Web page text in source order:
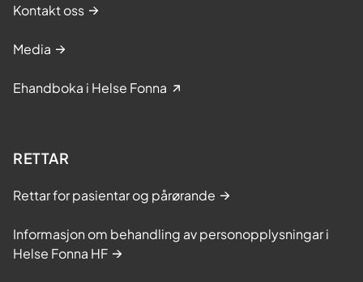
Kontakt oss
Media
Ehandboka i Helse Fonna
RETTAR
Rettar for pasientar og pårørande
Informasjon om behandling av personopplysningar i
Helse Fonna HF